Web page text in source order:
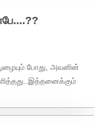
போது, அவனின்